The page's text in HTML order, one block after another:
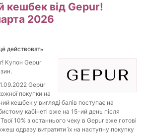
кешбек від Gepur!
2026
действовать
Купон Gepur
Gepur
покупки на
кешбек у вигляді балів поступає на
кабінеті вже на 15-ий день після
10% з останнього чеку в Gepur вже готові
одразу витратити їх на наступну покупку